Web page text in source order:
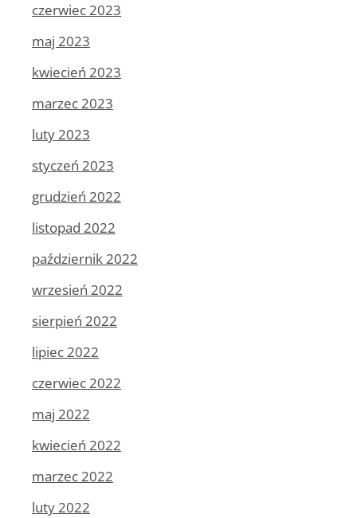
czerwiec 2023
maj 2023
kwiecień 2023
marzec 2023
luty 2023
styczeń 2023
grudzień 2022
listopad 2022
październik 2022
wrzesień 2022
sierpień 2022
lipiec 2022
czerwiec 2022
maj 2022
kwiecień 2022
marzec 2022
luty 2022